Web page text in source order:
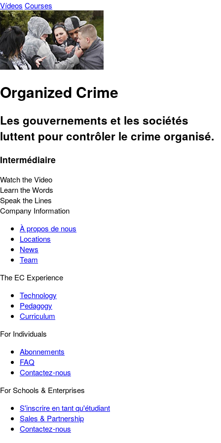
Vídeos Courses
Organized Crime
Les gouvernements et les sociétés
luttent pour contrôler le crime organisé.
Intermédiaire
Watch the Video
Learn the Words
Speak the Lines
Company Information
À propos de nous
Locations
News
Team
The EC Experience
Technology
Pedagogy
Curriculum
For Individuals
Abonnements
FAQ
Contactez-nous
For Schools & Enterprises
S'inscrire en tant qu'étudiant
Sales & Partnership
Contactez-nous